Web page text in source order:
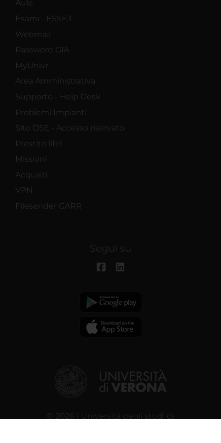
Aule
Esami - ESSE3
Webmail
Password GIA
MyUnivr
Area Amministrativa
Supporto - Help Desk
Problemi Impianti
Sito DSE - Accesso riservato
Prestito libri
Missioni
Acquisti
VPN
Filesender GARR
Segui su
© 2026 | Università degli studi di